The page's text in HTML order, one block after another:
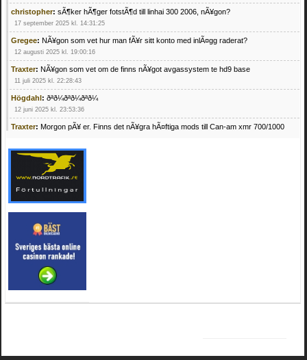
christopher: sÃ¶ker hÃ¶ger fotstÃ¶d till linhai 300 2006, nÃ¥gon?
17 september 2025 kl. 14:31:25
Gregee: NÃ¥gon som vet hur man fÃ¥r sitt konto med inlÃ¤gg raderat?
12 augusti 2025 kl. 19:00:16
Traxter: NÃ¥gon som vet om de finns nÃ¥got avgassystem te hd9 base
11 juli 2025 kl. 22:28:43
Högdahl: ðªð¼ðªð¼ðªð¼
12 juni 2025 kl. 23:53:36
Traxter: Morgon pÃ¥ er. Finns det nÃ¥gra hÃ¤ftiga mods till Can-am xmr 700/1000
Mrhandsome:SÃ¶ker defekta/trasiga fyrhjulingar. Jag betalar bra och du kan nÃ¥ mig
pÃ¥ 0709955029 eller hv.alexandersson@gmail.com ifall du har en som du vill sÃ¤lja
mvh Hugo
21 februari 2025 kl. 09:25:52
Oscar5:NÃ¥gon som vet vad man kan begÃ¤ra fÃ¶r en Honda TRX 350 FE 2005
4 februari 2025 kl. 19:20:50
Oscar5:44
4 februari 2025 kl. 19:15:36
Greger59:NÃ¤gon som vet har en Cetek 500 EFI
15 januari 2025 kl. 23:49:44
Mrhandsome:SÃÂ¶ker defekta/trasiga fyrhjulingar. Jag betalar bra och du kan nÃÂ¥